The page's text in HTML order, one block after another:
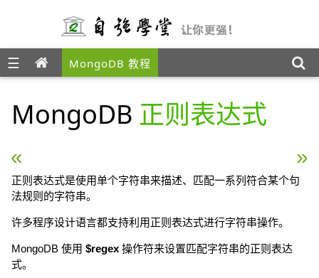
☰ MongoDB 教程
MongoDB 正则表达式
« MongoDB 全文检索 MongoDB 管理工具:
正则表达式是使用单个字符串来描述、匹配一系列符合某个句
法规则的字符串。
许多程序设计语言都支持利用正则表达式进行字符串操作。
MongoDB 使用 $regex 操作符来设置匹配字符串的正则表达
式。